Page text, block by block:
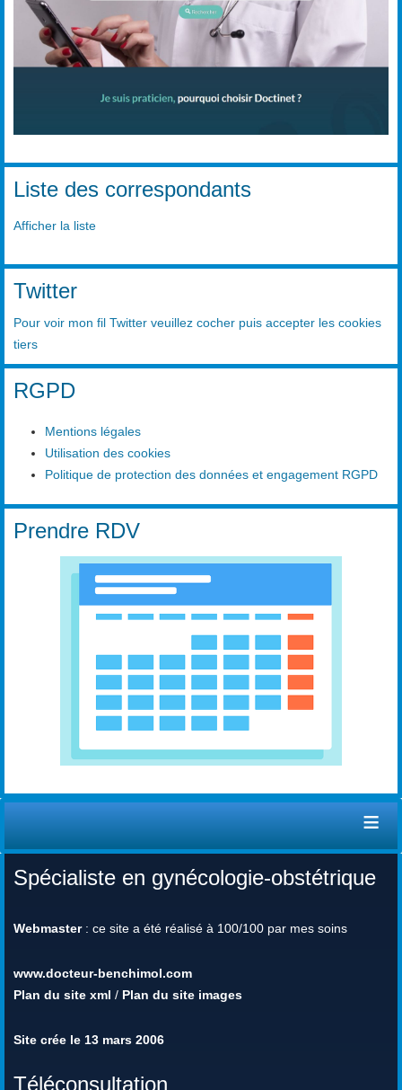
Liste des correspondants
Afficher la liste
Twitter
Pour voir mon fil Twitter veuillez cocher puis accepter les cookies
tiers
RGPD
Mentions légales
Utilisation des cookies
Politique de protection des données et engagement RGPD
Prendre RDV
≡
Spécialiste en gynécologie-obstétrique
Webmaster: ce site a été réalisé à 100/100 par mes soins
www.docteur-benchimol.com
Plan du site xml / Plan du site images
Site crée le 13 mars 2006
Téléconsultation